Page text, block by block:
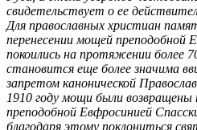
свидетельствует о ее
Для православных христиан
перенесении мощей преподобной
покоились на протяжении более
становится еще более значима
запретом канонической
1910 году мощи были возвращены
преподобной Евфросинией
благодаря этому поклониться